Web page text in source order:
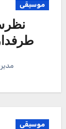
موسیقی
مدیر
موسیقی